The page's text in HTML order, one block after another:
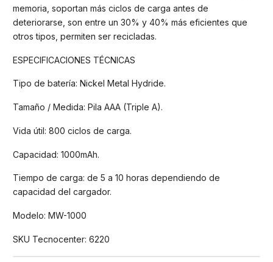
memoria, soportan más ciclos de carga antes de
deteriorarse, son entre un 30% y 40% más eficientes que
otros tipos, permiten ser recicladas.
ESPECIFICACIONES TÉCNICAS
Tipo de batería: Nickel Metal Hydride.
Tamaño / Medida: Pila AAA (Triple A).
Vida útil: 800 ciclos de carga.
Capacidad: 1000mAh.
Tiempo de carga: de 5 a 10 horas dependiendo de
capacidad del cargador.
Modelo: MW-1000
SKU Tecnocenter: 6220